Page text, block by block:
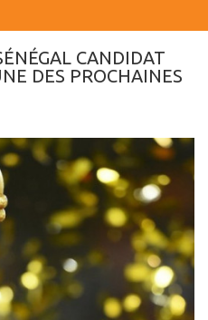
CANDIDAT
DES PROCHAINES